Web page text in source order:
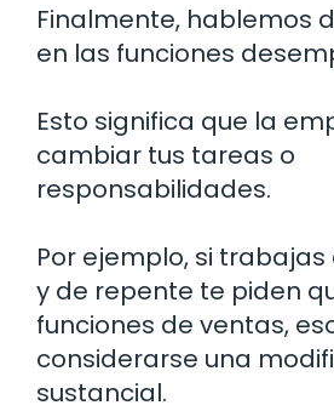
Finalmente, hablemos
en las funciones
Esto significa que la
cambiar tus tareas o
responsabilidades.
Por ejemplo, si
y de repente te piden
funciones de ventas,
considerarse una
sustancial.